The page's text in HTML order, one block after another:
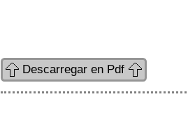
Descarregar en Pdf